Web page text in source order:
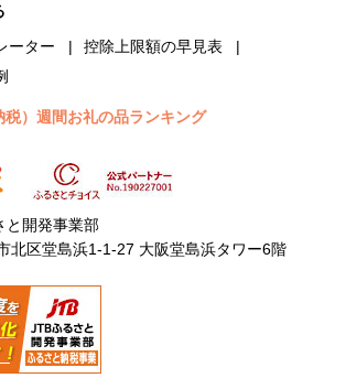
ーター
控除上限額の早見表
税）週間お礼の品ランキング
と開発事業部
区堂島浜1-1-27 大阪堂島浜タワー6階